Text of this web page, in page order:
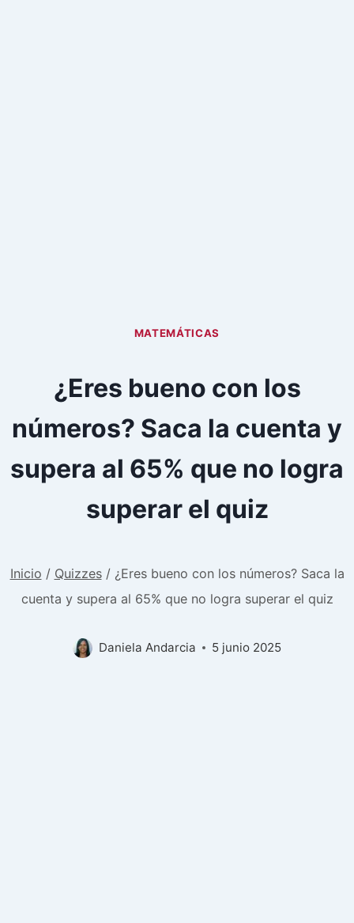
MATEMÁTICAS
¿Eres bueno con los
números? Saca la cuenta y
supera al 65% que no logra
superar el quiz
Inicio / Quizzes / ¿Eres bueno con los números? Saca la
cuenta y supera al 65% que no logra superar el quiz
Daniela Andarcia 5 junio 2025